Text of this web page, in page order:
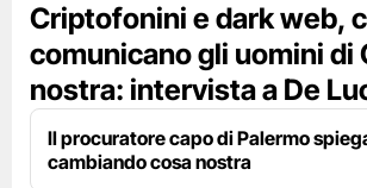
Criptofonini e dark web,
comunicano gli uomini di
nostra: intervista a De
Il procuratore capo di Palermo
cambiando cosa nostra